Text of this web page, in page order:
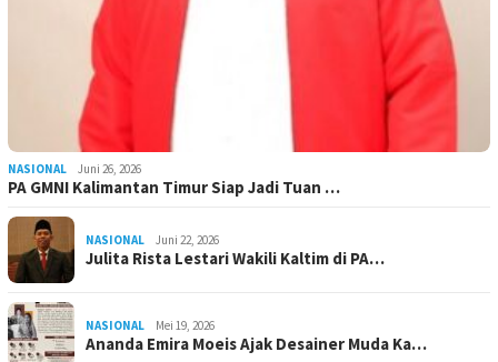
NASIONAL Juni 26, 2026
PA GMNI Kalimantan Timur Siap Jadi Tuan …
NASIONAL Juni 22, 2026
Julita Rista Lestari Wakili Kaltim di PA…
NASIONAL Mei 19, 2026
Ananda Emira Moeis Ajak Desainer Muda Ka…